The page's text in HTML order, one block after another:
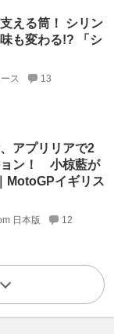
える筒！ シリン
も変わる!? 「シ
ス 13
アプリリアで2
ョン！ 小椋藍が
MotoGPイギリス
日本版 12